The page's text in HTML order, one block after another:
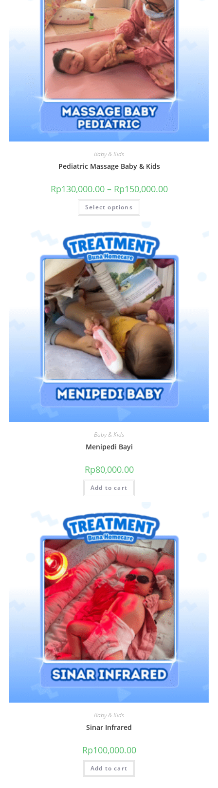
Baby & Kids
Pediatric Massage Baby & Kids
Rp130,000.00– Rp150,000.00
Select options
Baby & Kids
Menipedi Bayi
Rp80,000.00
Add to cart
Baby & Kids
Sinar Infrared
Rp100,000.00
Add to cart